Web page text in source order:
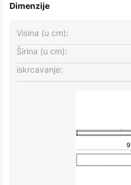
Dimenzije
Širina (u cm):
Visina (u cm):
iskrcavanje: